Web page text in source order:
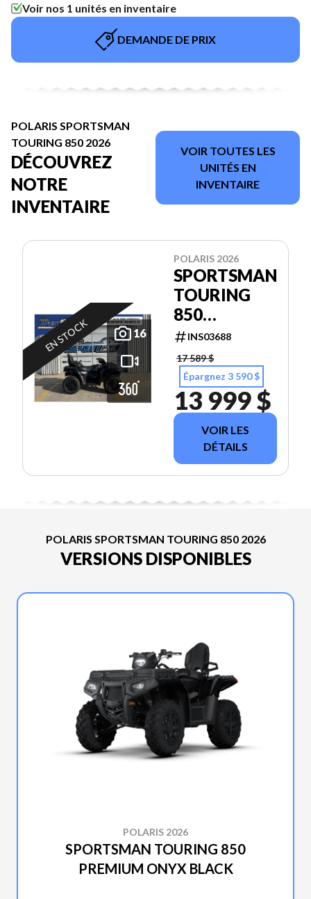
Voir nos 1 unités en inventaire
DEMANDE DE PRIX
POLARIS SPORTSMAN
TOURING 850 2026
DÉCOUVREZ
NOTRE
INVENTAIRE
VOIR TOUTES LES
UNITÉS EN
INVENTAIRE
16
EN STOCK
POLARIS 2026
SPORTSMAN
TOURING
850
PREMIUM
INS03688
17 589 $
Épargnez 3 590 $
13 999 $
VOIR LES
DÉTAILS
POLARIS SPORTSMAN TOURING 850 2026
VERSIONS DISPONIBLES
POLARIS 2026
SPORTSMAN TOURING 850
PREMIUM ONYX BLACK